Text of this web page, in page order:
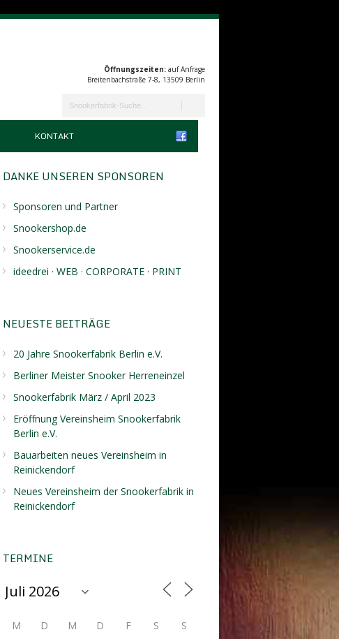
Öffnungszeiten: auf Anfrage
Breitenbachstraße 7-8, 13509 Berlin
KONTAKT
DANKE UNSEREN SPONSOREN
Sponsoren und Partner
Snookershop.de
Snookerservice.de
ideedrei · WEB · CORPORATE · PRINT
NEUESTE BEITRÄGE
20 Jahre Snookerfabrik Berlin e.V.
Berliner Meister Snooker Herreneinzel
Snookerfabrik März / April 2023
Eröffnung Vereinsheim Snookerfabrik
Berlin e.V.
Bauarbeiten neues Vereinsheim in
Reinickendorf
Neues Vereinsheim der Snookerfabrik in
Reinickendorf
TERMINE
M D M D F S S